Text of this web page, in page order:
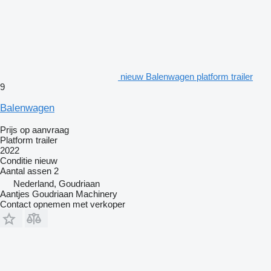
nieuw Balenwagen platform trailer
9
Balenwagen
Prijs op aanvraag
Platform trailer
2022
Conditie nieuw
Aantal assen 2
Nederland, Goudriaan
Aantjes Goudriaan Machinery
Contact opnemen met verkoper